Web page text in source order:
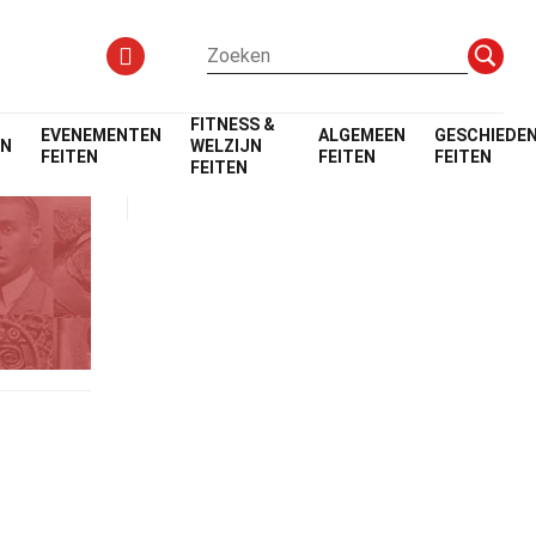
EVENEMENTEN
FEITEN
FITNESS &
WELZIJN
FEITEN
ALGEMEEN
FEITEN
FEITEN